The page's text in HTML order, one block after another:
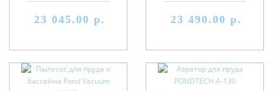
23 045.00 р. 23 490.00 р.